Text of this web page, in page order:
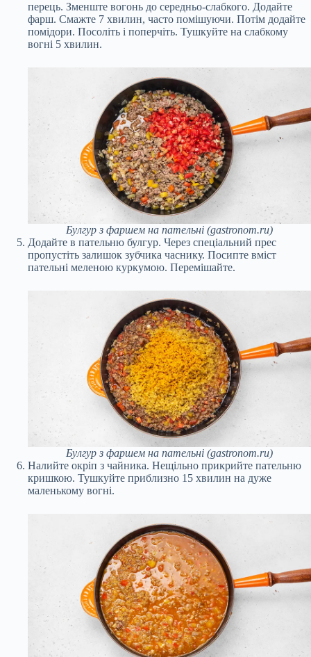
перець. Зменште вогонь до середньо-слабкого. Додайте
фарш. Смажте 7 хвилин, часто помішуючи. Потім додайте
помідори. Посоліть і поперчіть. Тушкуйте на слабкому
вогні 5 хвилин.
Булгур з фаршем на пательні (gastronom.ru)
Додайте в пательню булгур. Через спеціальний прес
пропустіть залишок зубчика часнику. Посипте вміст
пательні меленою куркумою. Перемішайте.
Булгур з фаршем на пательні (gastronom.ru)
Налийте окріп з чайника. Нещільно прикрийте пательню
кришкою. Тушкуйте приблизно 15 хвилин на дуже
маленькому вогні.